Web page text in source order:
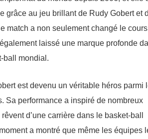
grâce au jeu brillant de Rudy Gobert et
match a non seulement changé le cours
laissé une marque profonde
ball mondial.
est devenu un véritable héros parmi
Sa performance a inspiré de nombreux
d’une carrière dans le basket-ball
a montré que même les équipes